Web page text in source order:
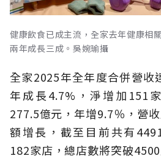
健康飲食已成主流，全家去年健康相
兩年成長三成。吳婉瑜攝
全家2025年全年度合併營收
年成長4.7%，淨增加151
277.5億元，年增9.7％，營
額增長，截至目前共有
182家店，總店數將突破4500